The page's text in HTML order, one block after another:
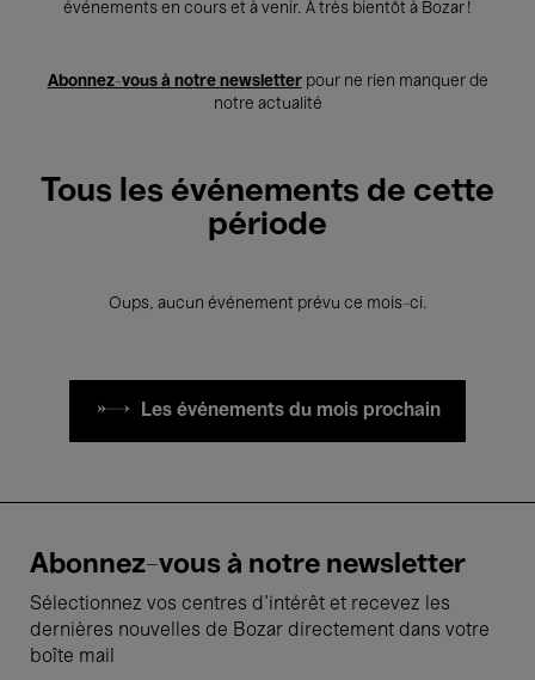
événements en cours et à venir. À très bientôt à Bozar !
Abonnez-vous à notre newsletterpour ne rien manquer de
notre actualité
Tous les événements de cette
période
Oups, aucun événement prévu ce mois-ci.
Les événements du mois prochain
Abonnez-vous à notre newsletter
Sélectionnez vos centres d'intérêt et recevez les
dernières nouvelles de Bozar directement dans votre
boîte mail